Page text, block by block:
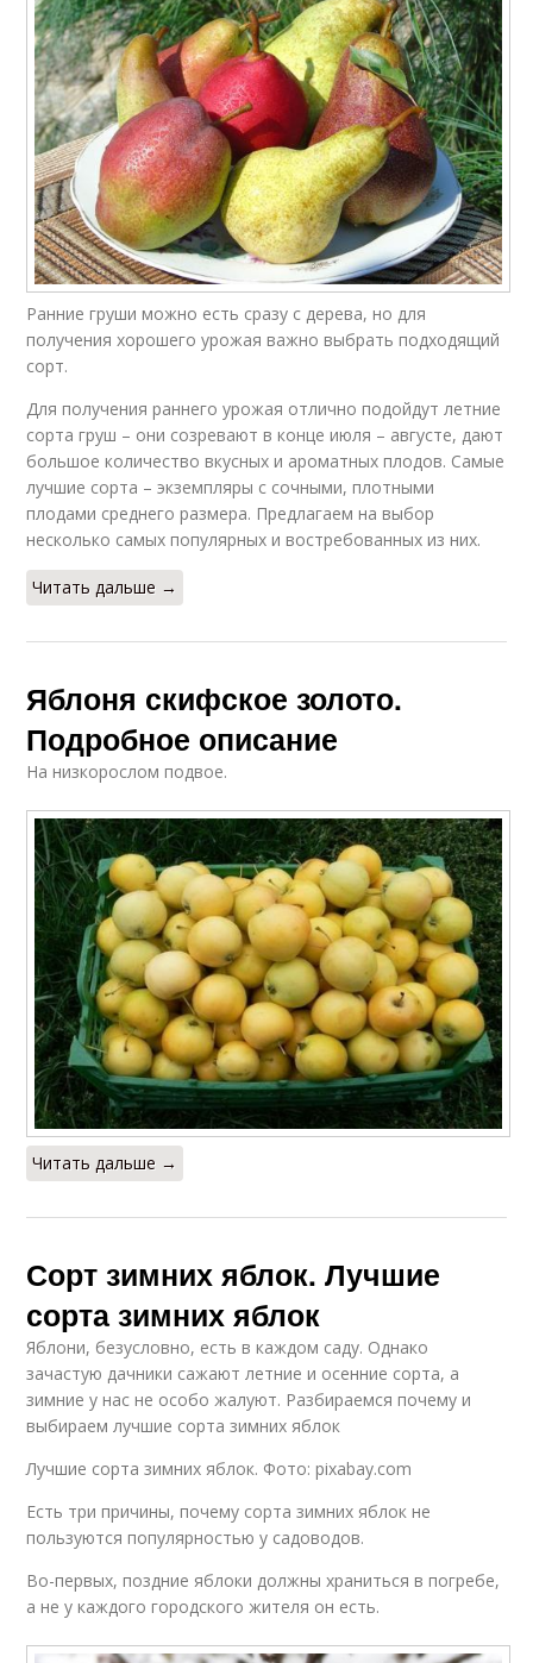
Ранние груши можно есть сразу с дерева, но для
получения хорошего урожая важно выбрать подходящий
сорт.
Для получения раннего урожая отлично подойдут летние
сорта груш – они созревают в конце июля – августе, дают
большое количество вкусных и ароматных плодов. Самые
лучшие сорта – экземпляры с сочными, плотными
плодами среднего размера. Предлагаем на выбор
несколько самых популярных и востребованных из них.
Читать дальше →
Яблоня скифское золото.
Подробное описание
На низкорослом подвое.
Читать дальше →
Сорт зимних яблок. Лучшие
сорта зимних яблок
Яблони, безусловно, есть в каждом саду. Однако
зачастую дачники сажают летние и осенние сорта, а
зимние у нас не особо жалуют. Разбираемся почему и
выбираем лучшие сорта зимних яблок
Лучшие сорта зимних яблок. Фото: pixabay.com
Есть три причины, почему сорта зимних яблок не
пользуются популярностью у садоводов.
Во-первых, поздние яблоки должны храниться в погребе,
а не у каждого городского жителя он есть.